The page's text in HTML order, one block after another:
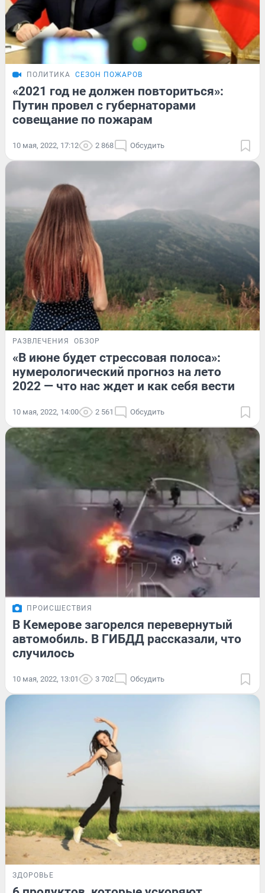
ПОЛИТИКА СЕЗОН ПОЖАРОВ
«2021 год не должен повториться»:
Путин провел с губернаторами
совещание по пожарам
10 мая, 2022, 17:12 2 868 Обсудить
РАЗВЛЕЧЕНИЯ ОБЗОР
«В июне будет стрессовая полоса»:
нумерологический прогноз на лето
2022 — что нас ждет и как себя вести
10 мая, 2022, 14:00 2 561 Обсудить
ПРОИСШЕСТВИЯ
В Кемерове загорелся перевернутый
автомобиль. В ГИБДД рассказали, что
случилось
10 мая, 2022, 13:01 3 702 Обсудить
ЗДОРОВЬЕ